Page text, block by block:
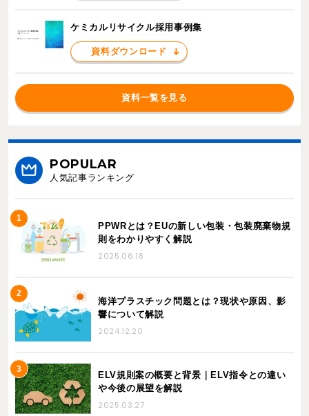
ケミカルリサイクル採用事例集
資料ダウンロード
資料一覧を見る
POPULAR
人気記事ランキング
PPWRとは？EUの新しい包装・包装廃棄物規
則をわかりやすく解説
2025.06.18
海洋プラスチック問題とは？現状や原因、影
響について解説
2024.12.20
ELV規則案の概要と背景｜ELV指令との違い
や今後の展望を解説
2025.03.27